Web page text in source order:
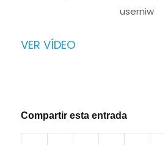
userniw
VER VÍDEO
Compartir esta entrada